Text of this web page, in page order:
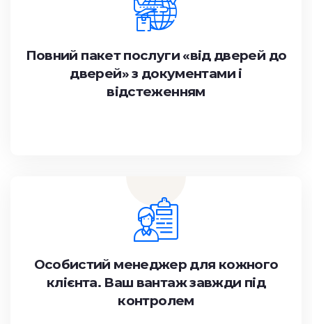
Повний пакет послуги «від дверей до
дверей» з документами і
відстеженням
Особистий менеджер для кожного
клієнта. Ваш вантаж завжди під
контролем